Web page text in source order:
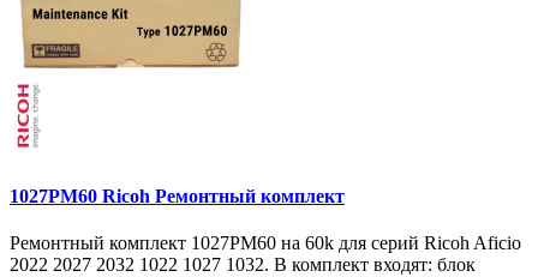
1027PM60 Ricoh Ремонтный комплект
Ремонтный комплект 1027PM60 на 60k для серий Ricoh Aficio
2022 2027 2032 1022 1027 1032. В комплект входят: блок